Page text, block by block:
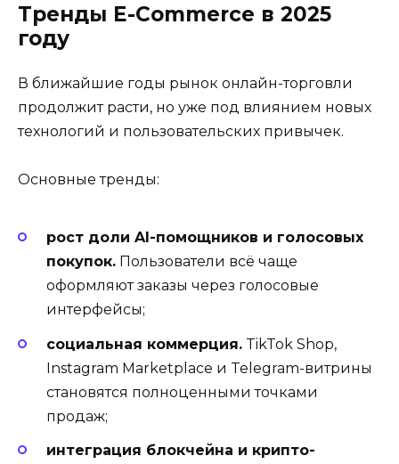
Тренды E-Commerce в 2025
году
В ближайшие годы рынок онлайн-торговли
продолжит расти, но уже под влиянием новых
технологий и пользовательских привычек.
Основные тренды:
рост доли AI-помощников и голосовых
покупок. Пользователи всё чаще
оформляют заказы через голосовые
интерфейсы;
социальная коммерция. TikTok Shop,
Instagram Marketplace и Telegram-витрины
становятся полноценными точками
продаж;
интеграция блокчейна и крипто-